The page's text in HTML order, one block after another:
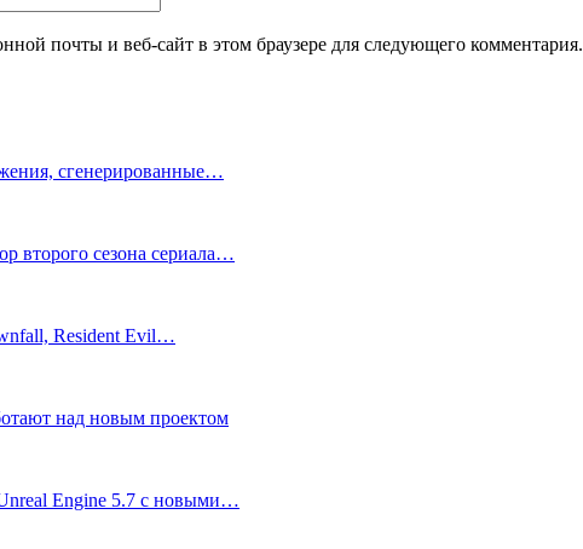
почты и веб-сайт в этом браузере для следующего комментария.
сгенерированные…
второго сезона сериала…
Resident Evil…
над новым проектом
Engine 5.7 с новыми…